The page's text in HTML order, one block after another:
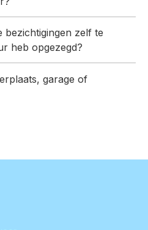
heb opgezegd?